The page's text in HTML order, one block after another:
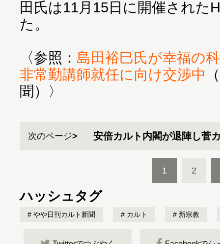
田氏は11月15日に開催された
た。
〈参照： 島田裕巳氏が幸福の
非常勤講師就任に向け交渉中
聞）〉
次のページ 安倍カルト内閣が退陣し菅
1 2
ハッシュタグ
やや日刊カルト新聞 カルト 新宗教